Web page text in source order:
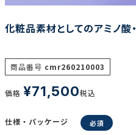
リセット
化粧品素材としてのアミノ酸
商品番号 cmr260210003
価格 ¥71,500税込
仕様・パッケージ